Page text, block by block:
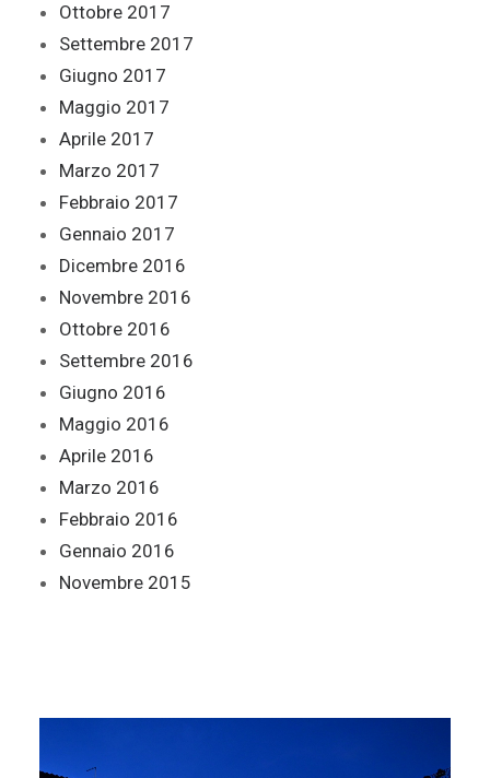
Ottobre 2017
Settembre 2017
Giugno 2017
Maggio 2017
Aprile 2017
Marzo 2017
Febbraio 2017
Gennaio 2017
Dicembre 2016
Novembre 2016
Ottobre 2016
Settembre 2016
Giugno 2016
Maggio 2016
Aprile 2016
Marzo 2016
Febbraio 2016
Gennaio 2016
Novembre 2015